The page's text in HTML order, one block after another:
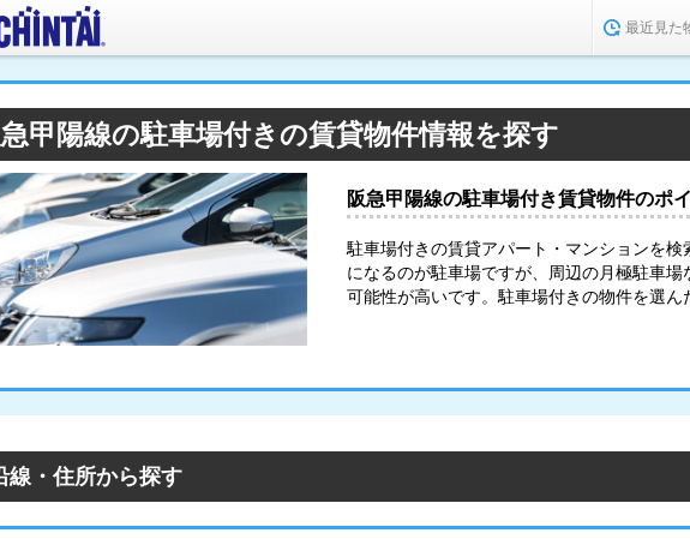
最近見た
甲陽線の駐車場付きの賃貸物件情報を探す
阪急甲陽線の駐車場付き賃貸物件のポ
駐車場付きの賃貸アパート・マンションを
になるのが駐車場ですが、周辺の月極駐車
可能性が高いです。駐車場付きの物件を選ん
線・住所から探す